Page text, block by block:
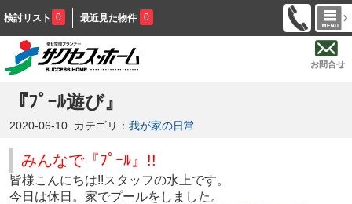
検討リスト 0 最近見た物件 0
お問合せ
『ﾌﾟｰﾙ遊び』
2020-06-10 カテゴリ： 我が家の日常
みんなで『ﾌﾟｰﾙ』!!
皆様こんにちは!!スタッフの水上です。
今日は休日。家でプールをしました。